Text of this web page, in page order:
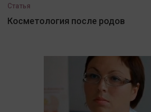
Статья
Косметология после родов